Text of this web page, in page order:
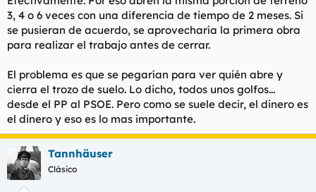
3, 4 o 6 veces con una diferencia de tiempo de 2 meses. Si
se pusieran de acuerdo, se aprovecharía la primera obra
para realizar el trabajo antes de cerrar.
El problema es que se pegarían para ver quién abre y
cierra el trozo de suelo. Lo dicho, todos unos golfos...
desde el PP al PSOE. Pero como se suele decir, el dinero es
el dinero y eso es lo mas importante.
Tannhäuser
Clásico